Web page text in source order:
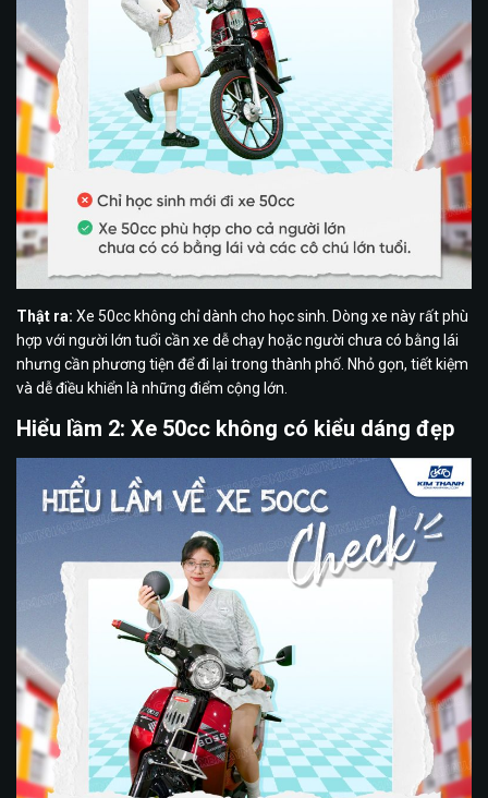
Thật ra: Xe 50cc không chỉ dành cho học sinh. Dòng xe này rất phù
hợp với người lớn tuổi cần xe dễ chạy hoặc người chưa có bằng lái
nhưng cần phương tiện để đi lại trong thành phố. Nhỏ gọn, tiết kiệm
và dễ điều khiển là những điểm cộng lớn.
Hiểu lầm 2: Xe 50cc không có kiểu dáng đẹp